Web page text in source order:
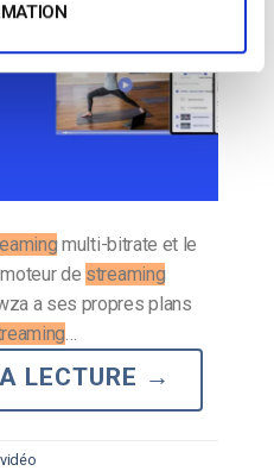
multi-bitrate et le
de streaming
a ses propres plans
…
LECTURE →